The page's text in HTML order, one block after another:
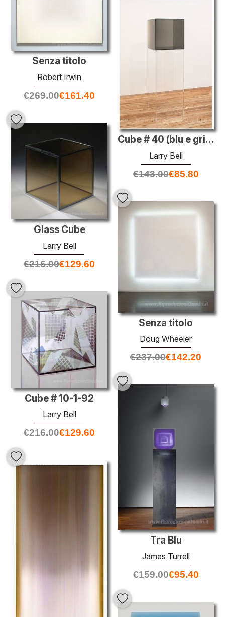
Senza titolo
Robert Irwin
€269.00€161.40
Cube # 40 (blu e grigio chiaro)
Larry Bell
€143.00€85.80
Glass Cube
Larry Bell
€216.00€129.60
Senza titolo
Doug Wheeler
€237.00€142.20
Cube # 10-1-92
Larry Bell
€216.00€129.60
Tra Blu
James Turrell
€159.00€95.40